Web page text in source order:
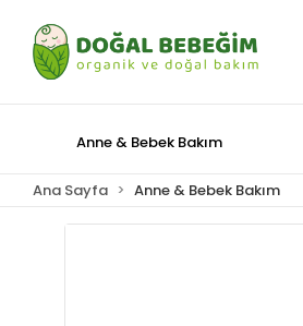
Anne & Bebek Bakım
Ana Sayfa Anne & Bebek Bakım